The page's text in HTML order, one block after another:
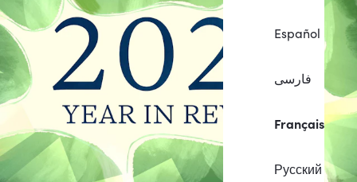
Español
فارسی
Français
Русский